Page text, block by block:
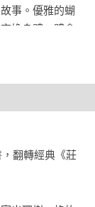
事。優雅的蝴
換身體，體會
著經歷如夢似
以從後面開始翻
《莊周夢蝶》，
翻轉經典《莊